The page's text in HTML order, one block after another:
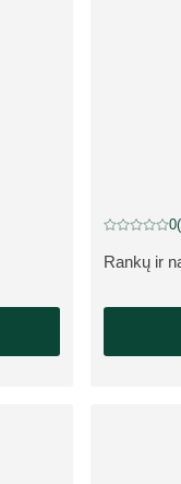
APIE
Rankų ir
Dabartinis0